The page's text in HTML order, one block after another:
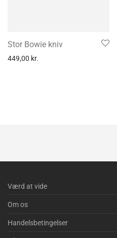
Stor Bowie kniv
449,00 kr.
Værd at vide
Om os
Handelsbetingelser